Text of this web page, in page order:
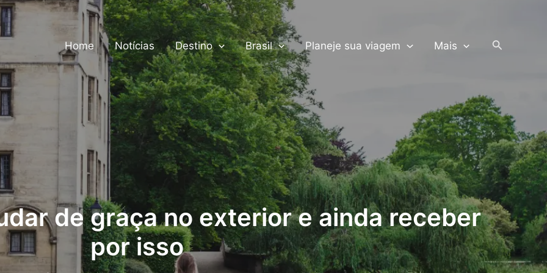
Home Notícias Destino Brasil Planeje sua viagem Mais Pesquisar
de graça no exterior e ainda receber
por isso